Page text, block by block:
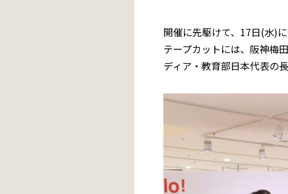
開催に先駆けて、17日(水)
テープカットには、阪神梅
ディア・教育部日本代表の